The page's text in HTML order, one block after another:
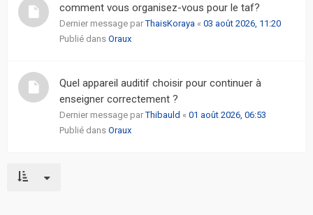
comment vous organisez-vous pour le taf?
Dernier message parThaisKoraya « 03 août 2026, 11:20
Publié dans Oraux
Quel appareil auditif choisir pour continuer à
enseigner correctement ?
Dernier message parThibauld « 01 août 2026, 06:53
Publié dans Oraux